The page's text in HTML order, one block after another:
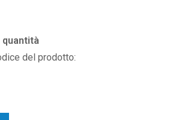
quantità
del prodotto: